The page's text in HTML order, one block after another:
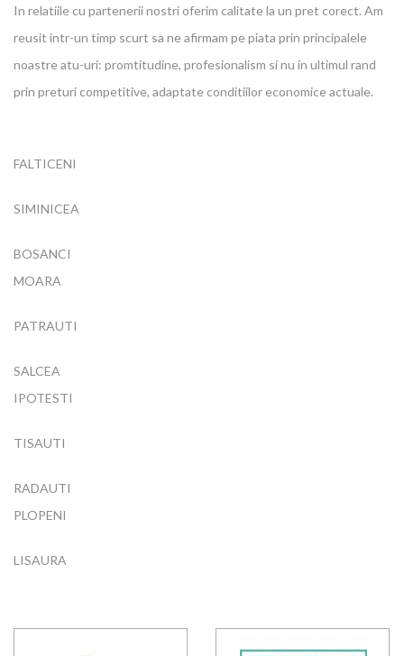
In relatiile cu partenerii nostri oferim calitate la un pret corect. Am
reusit intr-un timp scurt sa ne afirmam pe piata prin principalele
noastre atu-uri: promtitudine, profesionalism si nu in ultimul rand
prin preturi competitive, adaptate conditiilor economice actuale.
FALTICENI
SIMINICEA
BOSANCI
MOARA
PATRAUTI
SALCEA
IPOTESTI
TISAUTI
RADAUTI
PLOPENI
LISAURA